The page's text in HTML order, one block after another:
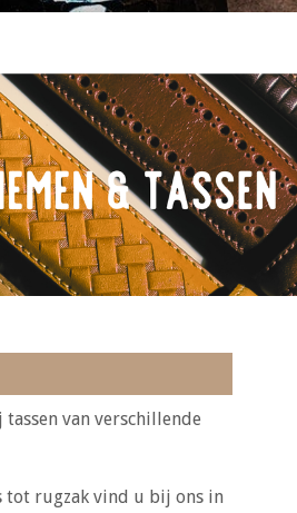
van verschillende
tot rugzak vind u bij ons in